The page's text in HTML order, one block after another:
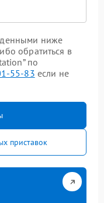
ниже
обратиться в
по
55-83 если не
приставок